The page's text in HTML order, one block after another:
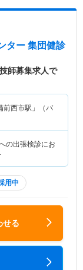
ター 集団健診
師募集求人で
前西市駅」（バ
の出張検診にお
用中
せる